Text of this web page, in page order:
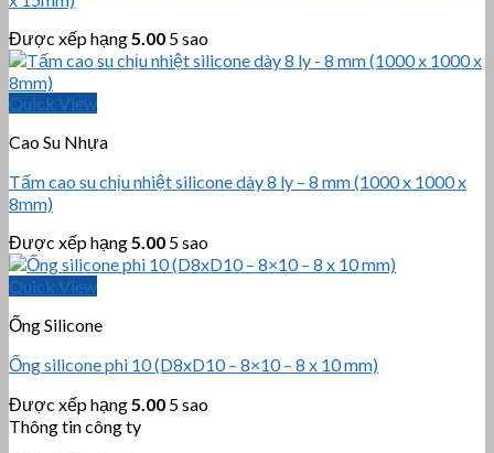
Được xếp hạng5.00 5 sao
Quick View
Cao Su Nhựa
Tấm cao su chịu nhiệt silicone dày 8 ly – 8 mm (1000 x 1000 x
8mm)
Được xếp hạng5.00 5 sao
Quick View
Ống Silicone
Ống silicone phi 10 (D8xD10 – 8×10 – 8 x 10 mm)
Được xếp hạng5.00 5 sao
Thông tin công ty